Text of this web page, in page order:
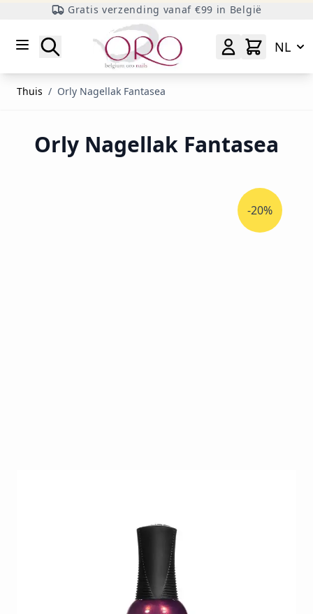
Gratis verzending vanaf €99 in België
Zoeken
NL
Thuis / Orly Nagellak Fantasea
Orly Nagellak Fantasea
-20%
Dit zeer uitgebreide gamma biedt ieder wat wils. Na
30 jaar is Orly één van de marktleiders op gebied
van nagellak. Daar blijven ze jaar na jaar een
competitieve plaats behouden dankzij hun
vernieuwende en modieuze collecties die zij steeds